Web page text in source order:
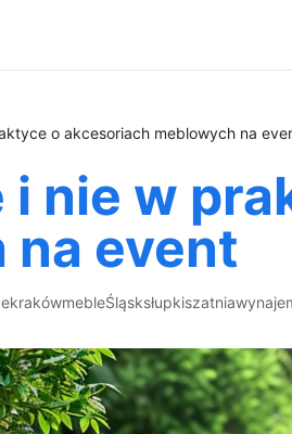
o akcesoriach meblowych na
nie w
na event
krakówmebleŚląsksłupkiszatnia